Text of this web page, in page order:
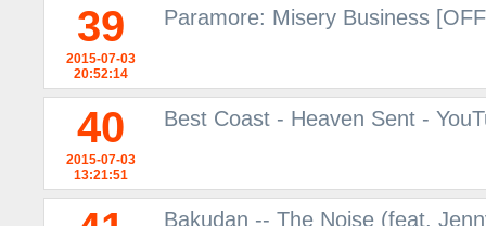
39
2015-07-03
20:52:14
Paramore: Misery Business
40
2015-07-03
13:21:51
Best Coast - Heaven Sent -
Bakudan -- The Noise (feat.